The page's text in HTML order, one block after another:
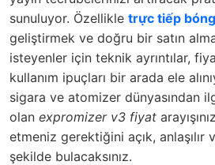
sunuluyor. Özellikle trực tiếp
geliştirmek ve doğru bir satın
isteyenler için teknik ayrıntılar,
kullanım ipuçları bir arada ele
sigara ve atomizer dünyasından
olan expromizer v3 fiyat
etmeniz gerektiğini açık, anlaşılır
şekilde bulacaksınız.